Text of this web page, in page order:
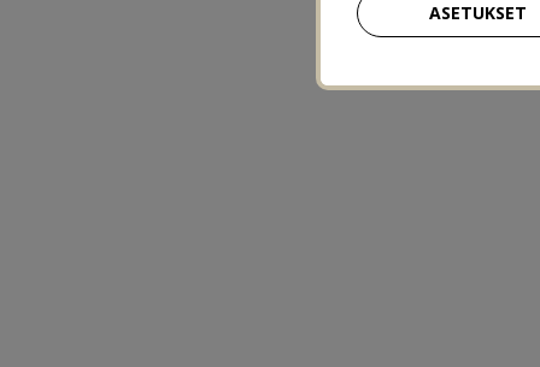
ASETUKSET